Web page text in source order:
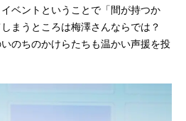
ベントということで「間が持つか
まうところは梅澤さんならでは？
のちのかけらたちも温かい声援を投